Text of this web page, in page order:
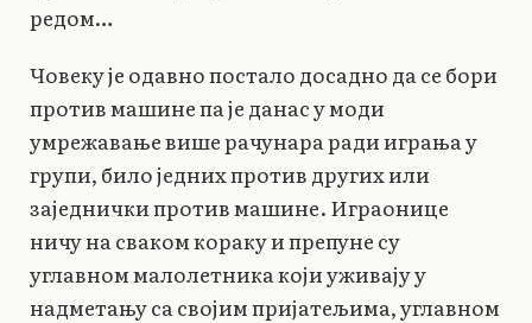
редом…
Човеку је одавно постало досадно да се бори
против машине па је данас у моди
умрежавање више рачунара ради играња у
групи, било једних против других или
заједнички против машине. Играонице
ничу на сваком кораку и препуне су
углавном малолетника који уживају у
надметању са својим пријатељима, углавном